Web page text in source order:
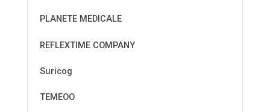
PLANETE MEDICALE
REFLEXTIME COMPANY
Suricog
TEMEOO